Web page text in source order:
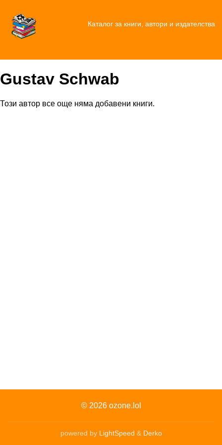
Каталог за книги, автори и издателства
Gustav Schwab
Този автор все още няма добавени книги.
© 2026 ozone.lol
powered by LightSpeed & Derko